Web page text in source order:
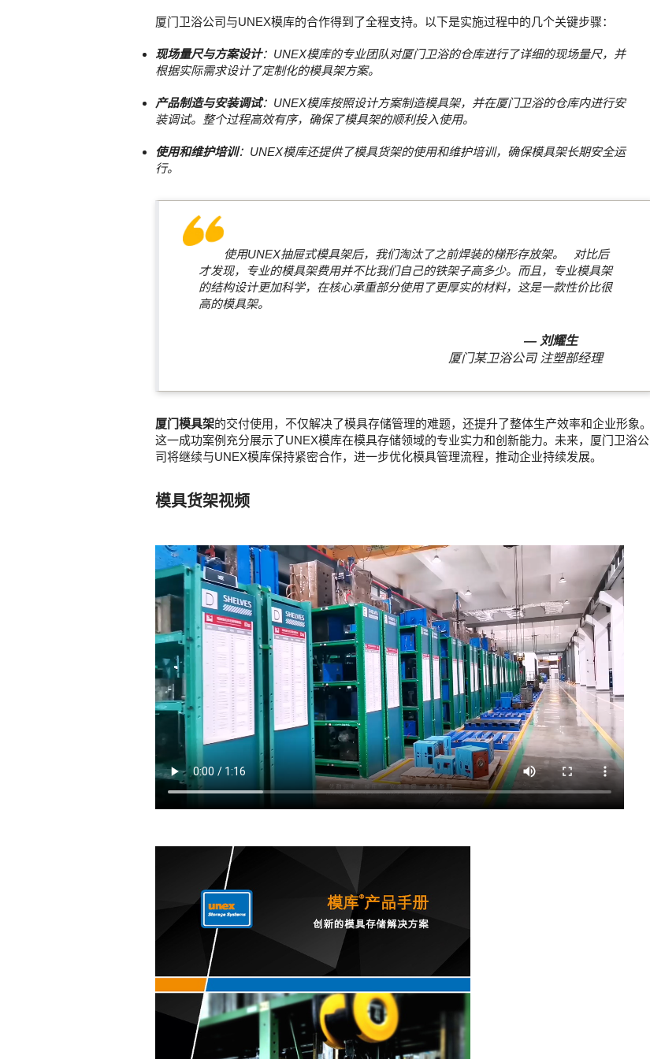
厦门卫浴公司与UNEX模库的合作得到了全程支持。以下是实施过程中的几个关键步骤：
现场量尺与方案设计：UNEX模库的专业团队对厦门卫浴的仓库进行了详细的现场量尺，并
根据实际需求设计了定制化的模具架方案。
产品制造与安装调试：UNEX模库按照设计方案制造模具架，并在厦门卫浴的仓库内进行安
装调试。整个过程高效有序，确保了模具架的顺利投入使用。
使用和维护培训：UNEX模库还提供了模具货架的使用和维护培训，确保模具架长期安全运
行。
使用UNEX抽屉式模具架后，我们淘汰了之前焊装的梯形存放架。
对比后
才发现，专业的模具架费用并不比我们自己的铁架子高多少。而且，专业模具架
的结构设计更加科学，在核心承重部分使用了更厚实的材料，这是一款性价比很
高的模具架。
— 刘耀生
厦门某卫浴公司 注塑部经理
厦门模具架的交付使用，不仅解决了模具存储管理的难题，还提升了整体生产效率和企业形象。
这一成功案例充分展示了UNEX模库在模具存储领域的专业实力和创新能力。未来，厦门卫浴公
司将继续与UNEX模库保持紧密合作，进一步优化模具管理流程，推动企业持续发展。
模具货架视频